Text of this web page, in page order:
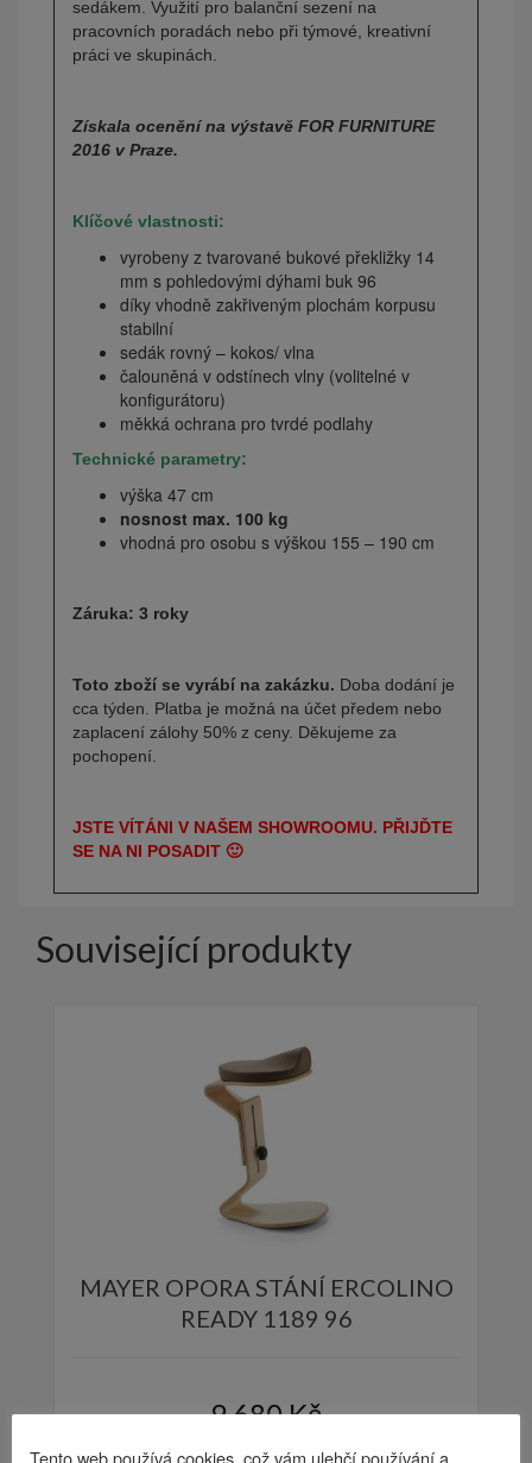
sedákem. Využití pro balanční sezení na
pracovních poradách nebo při týmové, kreativní
práci ve skupinách.
Získala ocenění na výstavě FOR FURNITURE
2016 v Praze.
Klíčové vlastnosti:
vyrobeny z tvarované bukové překližky 14
mm s pohledovými dýhami buk 96
díky vhodně zakřiveným plochám korpusu
stabilní
sedák rovný – kokos/ vlna
čalouněná v odstínech vlny (volitelné v
konfigurátoru)
měkká ochrana pro tvrdé podlahy
Technické parametry:
výška 47 cm
nosnost max. 100 kg
vhodná pro osobu s výškou 155 – 190 cm
Záruka: 3 roky
Toto zboží se vyrábí na zakázku. Doba dodání je
cca týden. Platba je možná na účet předem nebo
zaplacení zálohy 50% z ceny. Děkujeme za
pochopení.
JSTE VÍTÁNI V NAŠEM SHOWROOMU. PŘIJĎTE
SE NA NI POSADIT 🙂
Související produkty
MAYER OPORA STÁNÍ ERCOLINO
READY 1189 96
9 680Kč
Tento web používá cookies, což vám ulehčí používání a